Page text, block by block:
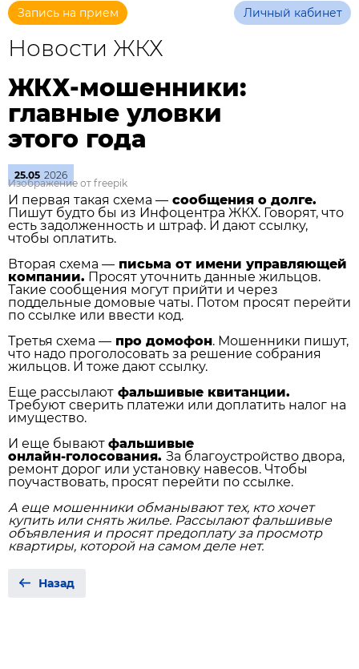
Запись на прием Личный кабинет
Новости ЖКХ
ЖКХ-мошенники:
главные уловки
этого года
25.05 2026
Изображение от freepik
И первая такая схема — сообщения о долге.
Пишут будто бы из Инфоцентра ЖКХ. Говорят, что
есть задолженность и штраф. И дают ссылку,
чтобы оплатить.
Вторая схема — письма от имени управляющей
компании. Просят уточнить данные жильцов.
Такие сообщения могут прийти и через
поддельные домовые чаты. Потом просят перейти
по ссылке или ввести код.
Третья схема — про домофон. Мошенники пишут,
что надо проголосовать за решение собрания
жильцов. И тоже дают ссылку.
Еще рассылают фальшивые квитанции.
Требуют сверить платежи или доплатить налог на
имущество.
И еще бывают фальшивые
онлайн‑голосования. За благоустройство двора,
ремонт дорог или установку навесов. Чтобы
поучаствовать, просят перейти по ссылке.
А еще мошенники обманывают тех, кто хочет
купить или снять жилье. Рассылают фальшивые
объявления и просят предоплату за просмотр
квартиры, которой на самом деле нет.
Назад